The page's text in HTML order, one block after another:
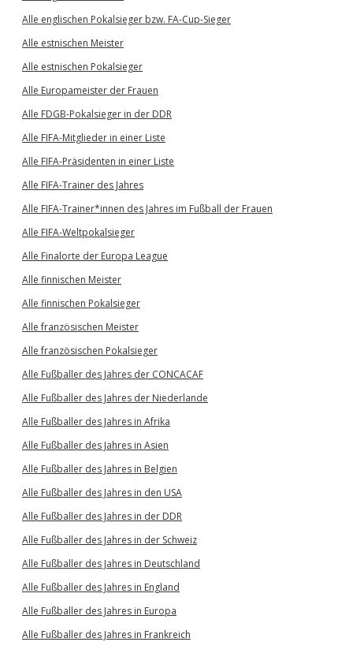
Alle englischen Pokalsieger bzw. FA-Cup-Sieger
Alle estnischen Meister
Alle estnischen Pokalsieger
Alle Europameister der Frauen
Alle FDGB-Pokalsieger in der DDR
Alle FIFA-Mitglieder in einer Liste
Alle FIFA-Präsidenten in einer Liste
Alle FIFA-Trainer des Jahres
Alle FIFA-Trainer*innen des Jahres im Fußball der Frauen
Alle FIFA-Weltpokalsieger
Alle Finalorte der Europa League
Alle finnischen Meister
Alle finnischen Pokalsieger
Alle französischen Meister
Alle französischen Pokalsieger
Alle Fußballer des Jahres der CONCACAF
Alle Fußballer des Jahres der Niederlande
Alle Fußballer des Jahres in Afrika
Alle Fußballer des Jahres in Asien
Alle Fußballer des Jahres in Belgien
Alle Fußballer des Jahres in den USA
Alle Fußballer des Jahres in der DDR
Alle Fußballer des Jahres in der Schweiz
Alle Fußballer des Jahres in Deutschland
Alle Fußballer des Jahres in England
Alle Fußballer des Jahres in Europa
Alle Fußballer des Jahres in Frankreich